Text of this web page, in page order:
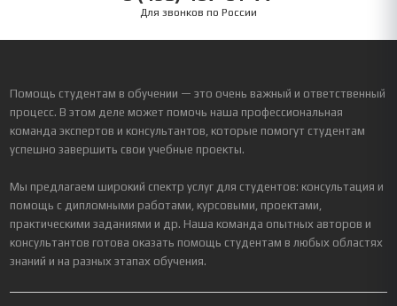
Для звонков по России
Помощь студентам в обучении — это очень важный и ответственный
процесс. В этом деле может помочь наша профессиональная
команда экспертов и консультантов, которые помогут студентам
успешно завершить свои учебные проекты.
Мы предлагаем широкий спектр услуг для студентов: консультация и
помощь с дипломными работами, курсовыми, проектами,
практическими заданиями и др. Наша команда опытных авторов и
консультантов готова оказать помощь студентам в любых областях
знаний и на разных этапах обучения.